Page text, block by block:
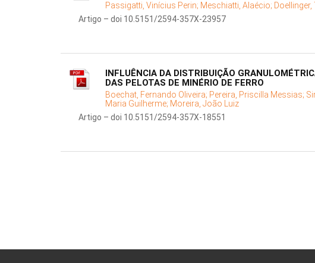
Passigatti, Vinícius Perin; Meschiatti, Alaécio;
Artigo – doi 10.5151/2594-357X-23957
INFLUÊNCIA DA DISTRIBUIÇÃO
DAS PELOTAS DE MINÉRIO DE FERRO
Boechat, Fernando Oliveira; Pereira, Priscilla Messias;
Maria Guilherme; Moreira, João Luiz
Artigo – doi 10.5151/2594-357X-18551